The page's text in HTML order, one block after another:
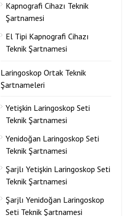
Kapnografi Cihazı Teknik
Şartnamesi
El Tipi Kapnografi Cihazı
Teknik Şartnamesi
Laringoskop Ortak Teknik
Şartnameleri
Yetişkin Laringoskop Seti
Teknik Şartnamesi
Yenidoğan Laringoskop Seti
Teknik Şartnamesi
Şarjlı Yetişkin Laringoskop Seti
Teknik Şartnamesi
Şarjlı Yenidoğan Laringoskop
Seti Teknik Şartnamesi